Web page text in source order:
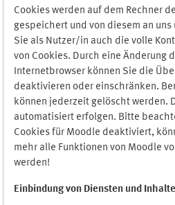
Cookies werden auf dem Rechner
gespeichert und von diesem an
Sie als Nutzer/in auch die volle
von Cookies. Durch eine Änderung
Internetbrowser können Sie die
deaktivieren oder einschränken.
können jederzeit gelöscht werden.
automatisiert erfolgen. Bitte
Cookies für Moodle deaktiviert,
mehr alle Funktionen von Moodle
werden!
Einbindung von Diensten und